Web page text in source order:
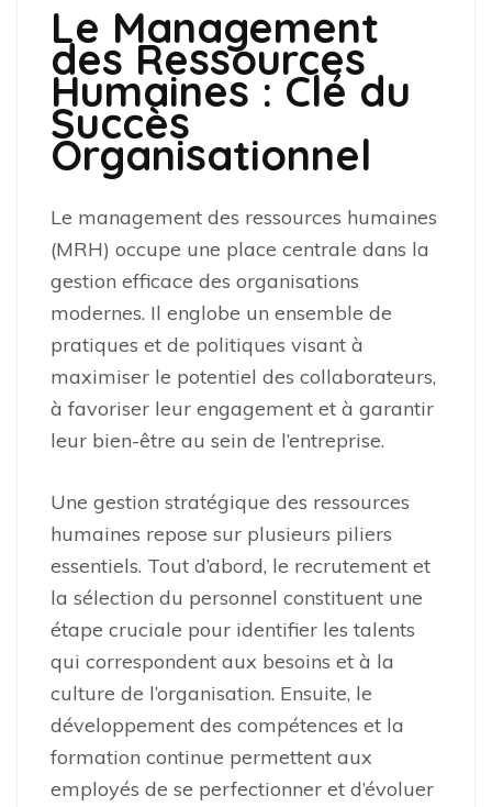
Le Management
des Ressources
Humaines : Clé du
Succès
Organisationnel
Le management des ressources humaines
(MRH) occupe une place centrale dans la
gestion efficace des organisations
modernes. Il englobe un ensemble de
pratiques et de politiques visant à
maximiser le potentiel des collaborateurs,
à favoriser leur engagement et à garantir
leur bien-être au sein de l’entreprise.
Une gestion stratégique des ressources
humaines repose sur plusieurs piliers
essentiels. Tout d’abord, le recrutement et
la sélection du personnel constituent une
étape cruciale pour identifier les talents
qui correspondent aux besoins et à la
culture de l’organisation. Ensuite, le
développement des compétences et la
formation continue permettent aux
employés de se perfectionner et d’évoluer